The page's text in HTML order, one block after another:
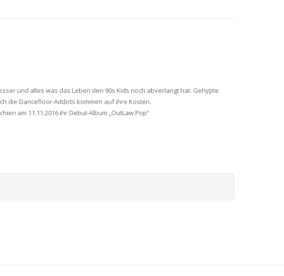
und alles was das Leben den 90s Kids noch abverlangt hat. Gehypte
die Dancefloor-Addicts kommen auf ihre Kosten.
am 11.11.2016 ihr Debut-Album „OutLaw Pop“